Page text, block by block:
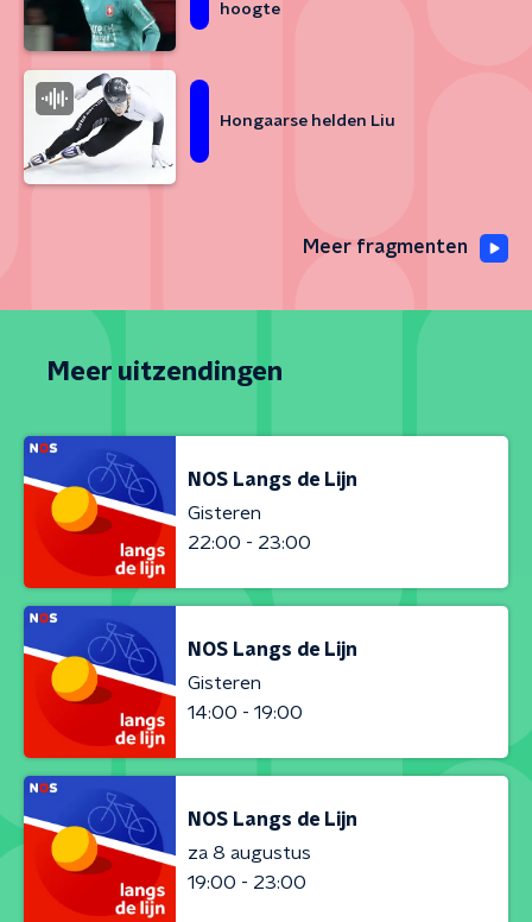
hoogte
Hongaarse helden Liu
Meer fragmenten
Meer uitzendingen
NOS Langs de Lijn
Gisteren
22:00 - 23:00
NOS Langs de Lijn
Gisteren
14:00 - 19:00
NOS Langs de Lijn
za 8 augustus
19:00 - 23:00